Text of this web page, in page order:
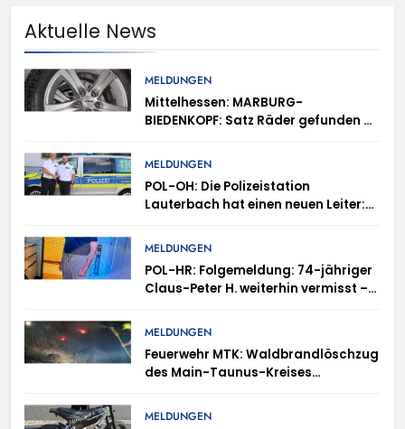
Aktuelle News
MELDUNGEN
Mittelhessen: MARBURG-
BIEDENKOPF: Satz Räder gefunden –
MELDUNGEN
POL-OH: Die Polizeistation
Lauterbach hat einen neuen Leiter:
MELDUNGEN
POL-HR: Folgemeldung: 74-jähriger
Claus-Peter H. weiterhin vermisst –
MELDUNGEN
Feuerwehr MTK: Waldbrandlöschzug
des Main-Taunus-Kreises
Rheingau-Taunus-Kreis – Rund 45
MELDUNGEN